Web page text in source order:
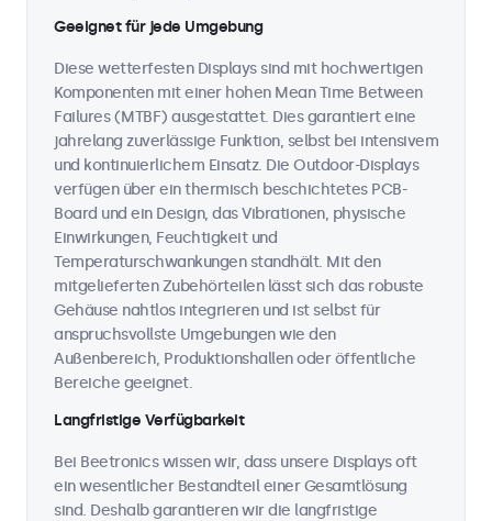
Geeignet für jede Umgebung
Diese wetterfesten Displays sind mit hochwertigen
Komponenten mit einer hohen Mean Time Between
Failures (MTBF) ausgestattet. Dies garantiert eine
jahrelang zuverlässige Funktion, selbst bei intensivem
und kontinuierlichem Einsatz. Die Outdoor-Displays
verfügen über ein thermisch beschichtetes PCB-
Board und ein Design, das Vibrationen, physische
Einwirkungen, Feuchtigkeit und
Temperaturschwankungen standhält. Mit den
mitgelieferten Zubehörteilen lässt sich das robuste
Gehäuse nahtlos integrieren und ist selbst für
anspruchsvollste Umgebungen wie den
Außenbereich, Produktionshallen oder öffentliche
Bereiche geeignet.
Langfristige Verfügbarkeit
Bei Beetronics wissen wir, dass unsere Displays oft
ein wesentlicher Bestandteil einer Gesamtlösung
sind. Deshalb garantieren wir die langfristige